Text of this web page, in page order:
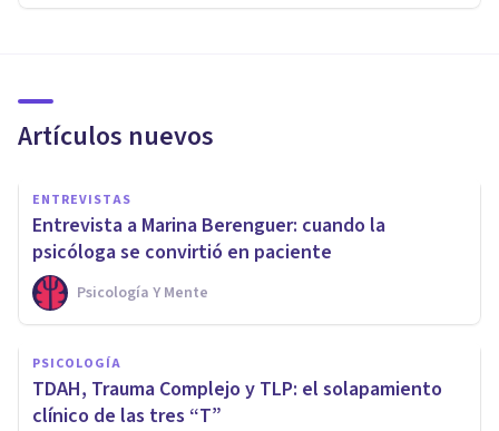
Artículos nuevos
ENTREVISTAS
Entrevista a Marina Berenguer: cuando la
psicóloga se convirtió en paciente
Psicología Y Mente
PSICOLOGÍA
TDAH, Trauma Complejo y TLP: el solapamiento
clínico de las tres “T”